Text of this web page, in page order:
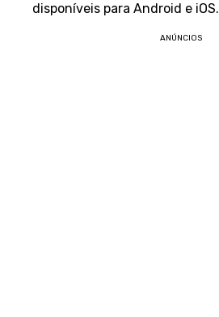
disponíveis para Android e iOS.
ANÚNCIOS